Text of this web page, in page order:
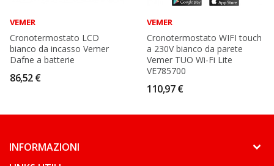
VEMER
Cronotermostato LCD
bianco da incasso Vemer
Dafne a batterie
86,52 €
VEMER
Cronotermostato WIFI touch
a 230V bianco da parete
Vemer TUO Wi-Fi Lite
VE785700
110,97 €
keyboard_arrow_down
INFORMAZIONI keyboard_arrow_down